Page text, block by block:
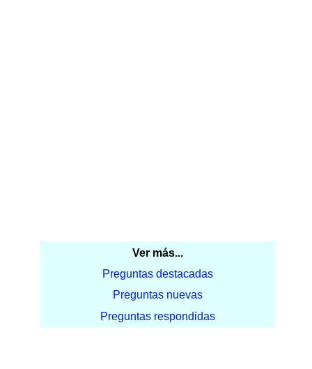
Ver más...
Preguntas destacadas
Preguntas nuevas
Preguntas respondidas